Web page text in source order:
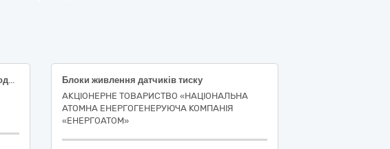
«Система безперебійного живлення» за кодом ДК 021:2015 – 31150000-2 «Баласти для розрядних ламп чи трубок»
Блоки живлення датчиків тиску
АКЦІОНЕРНЕ ТОВАРИСТВО «НАЦІОНАЛЬНА
АТОМНА ЕНЕРГОГЕНЕРУЮЧА КОМПАНІЯ
«ЕНЕРГОАТОМ»